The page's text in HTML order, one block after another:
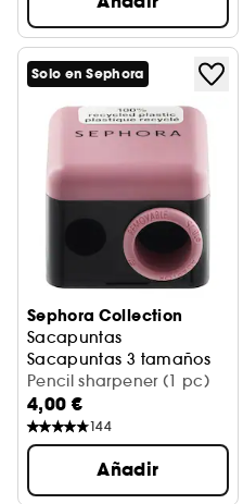
Solo en Sephora
Sephora Collection
Sacapuntas
Sacapuntas 3 tamaños
Pencil sharpener (1 pc)
4,00 €
144
Añadir